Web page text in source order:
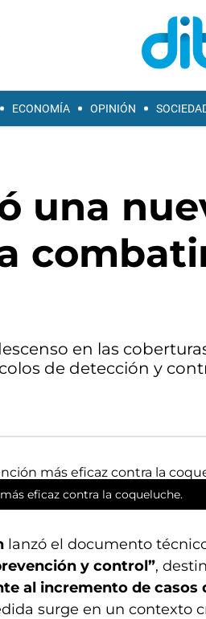
ECONOMÍA OPINIÓN
una
en las
de detección y
eficaz contra la coqueluche.
lanzó el documento
y control”,
al incremento de casos
surge en un contexto